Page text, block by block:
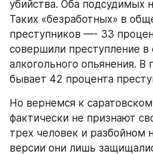
убийства. Оба подсудимых
Таких «безработных» в
преступников —- 33
совершили преступление в
алкогольного опьянения. В
бывает 42 процента
Но вернемся к
фактически не признают
трех человек и разбойном
версии они лишь